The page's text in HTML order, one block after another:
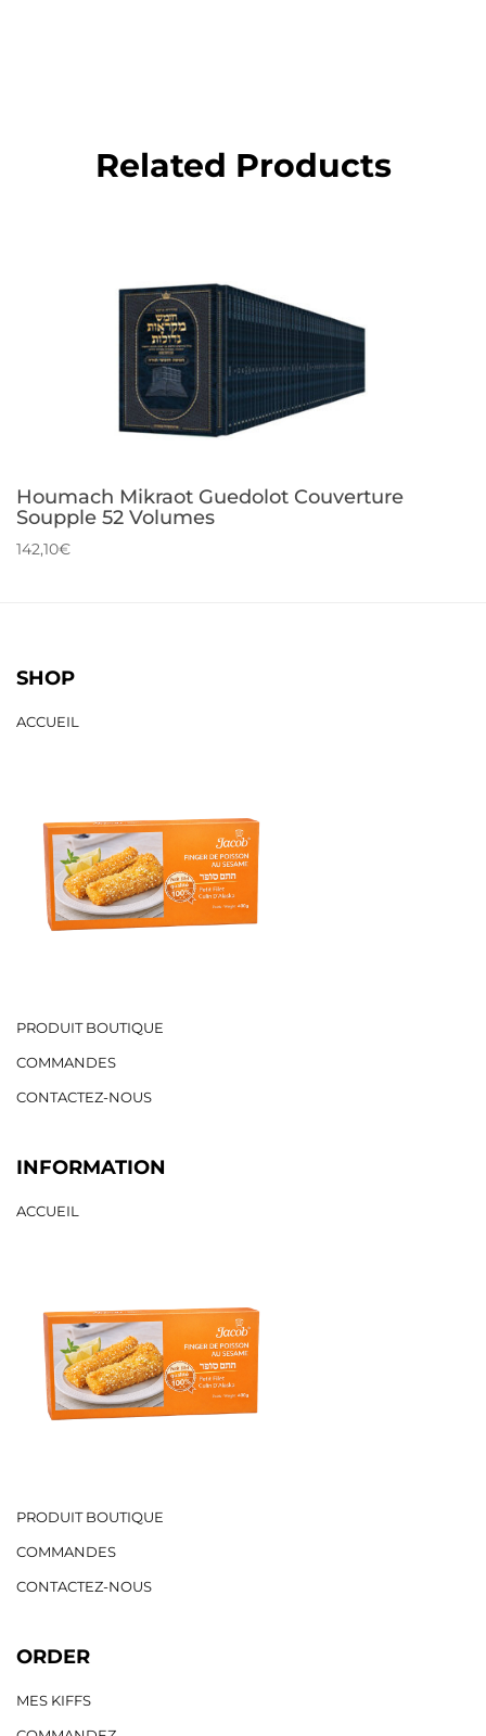
Related Products
Houmach Mikraot Guedolot Couverture
Soupple 52 Volumes
142,10€
SHOP
ACCUEIL
PRODUIT BOUTIQUE
COMMANDES
CONTACTEZ-NOUS
INFORMATION
ACCUEIL
PRODUIT BOUTIQUE
COMMANDES
CONTACTEZ-NOUS
ORDER
MES KIFFS